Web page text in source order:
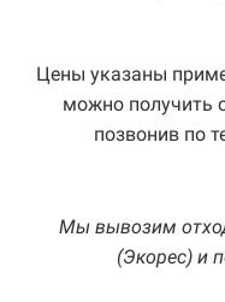
Цены указаны
можно получить
позвонив по
Мы вывозим
(Экорес) и